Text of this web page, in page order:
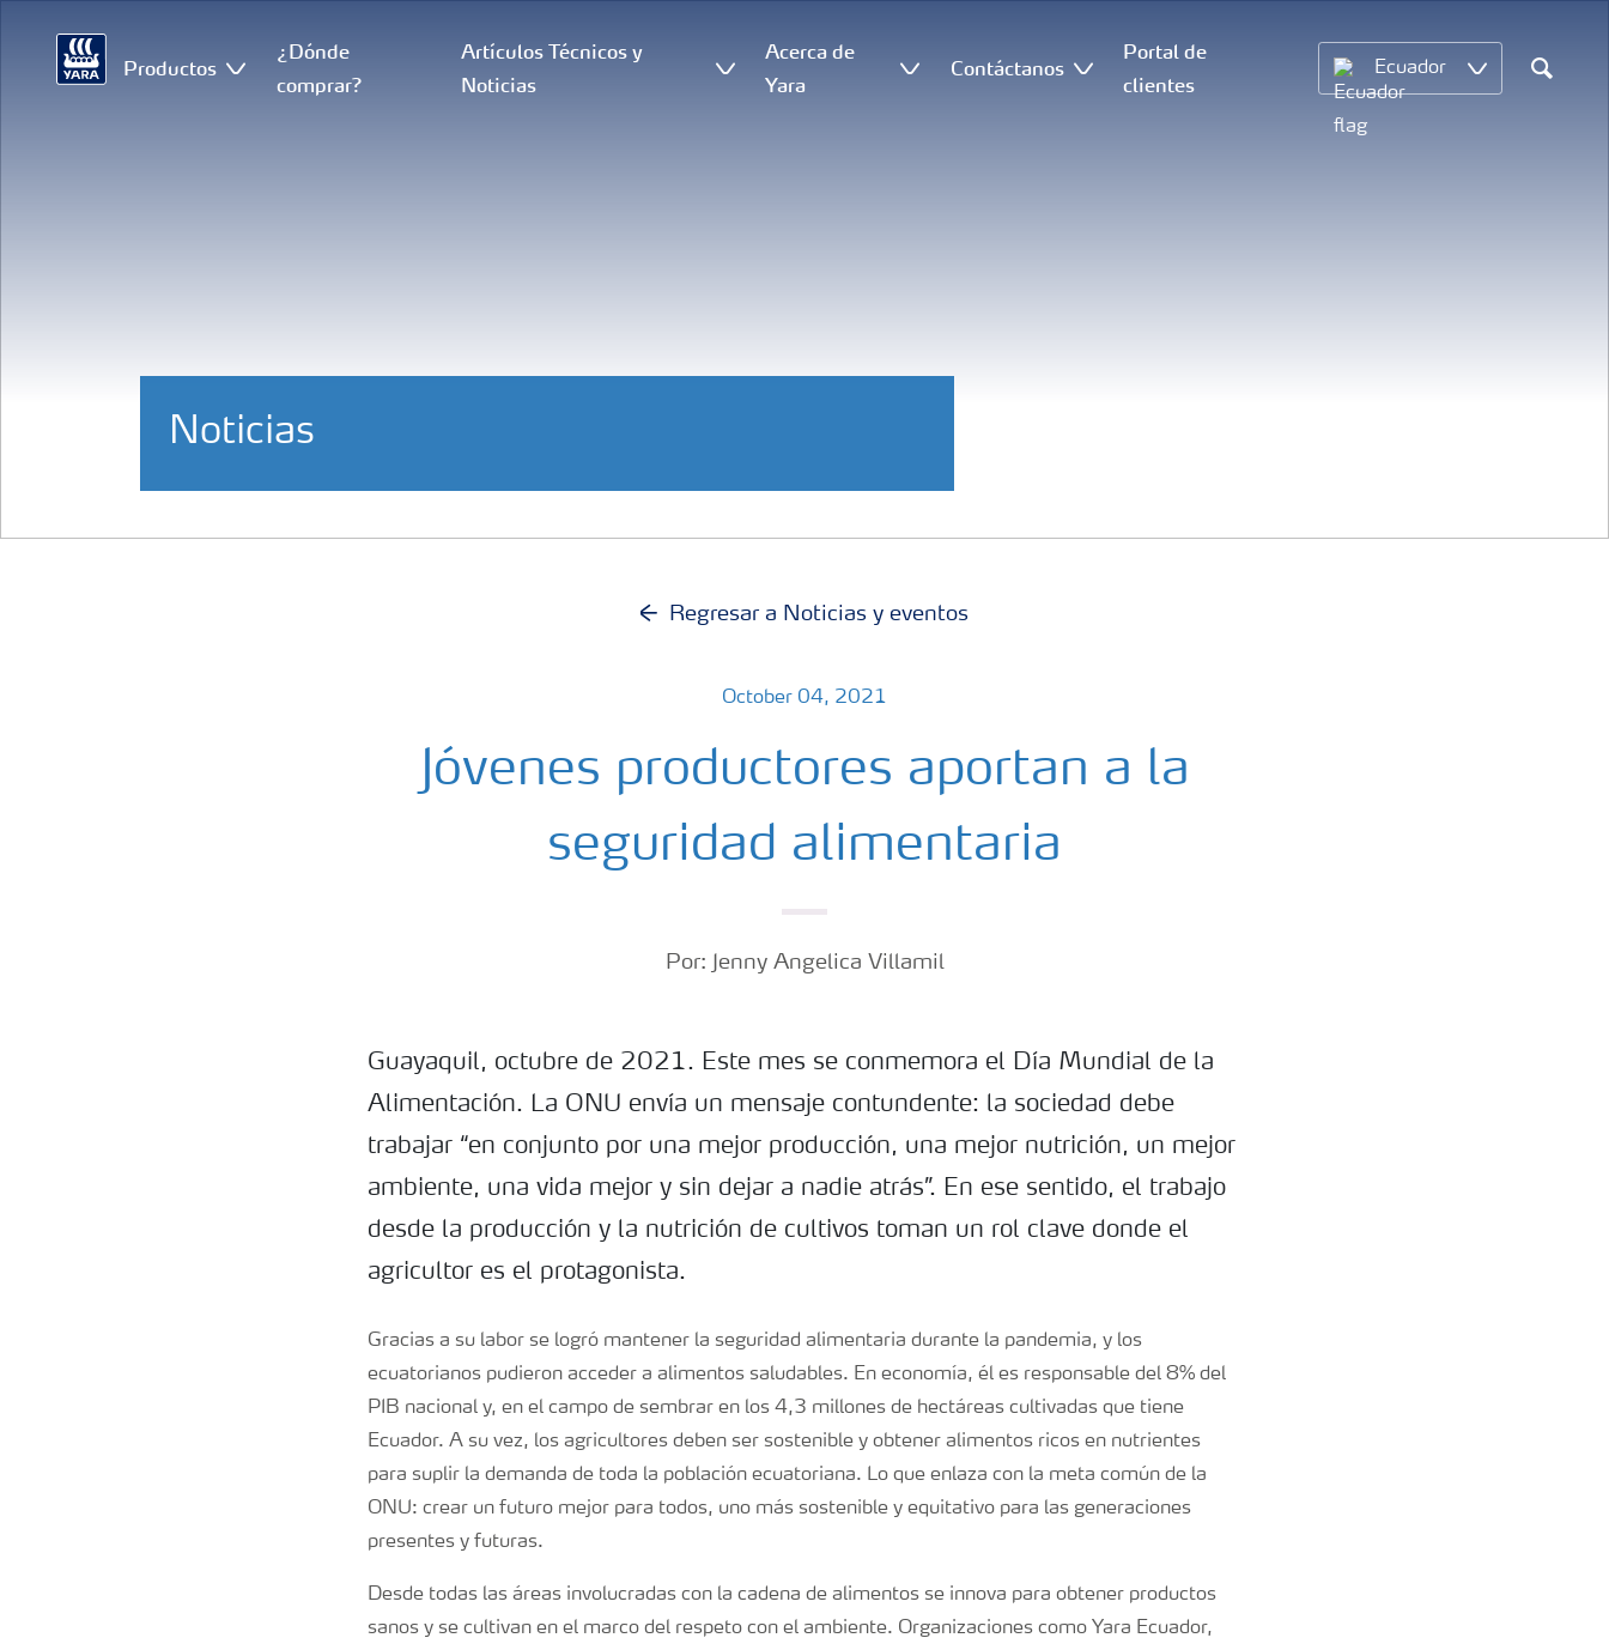
Productos
¿Dónde
comprar?
Artículos Técnicos y
Noticias
Acerca de
Yara
Contáctanos
Portal de
clientes
Ecuador
Search
Noticias
Regresar a Noticias y eventos
October 04, 2021
Jóvenes productores aportan a la
seguridad alimentaria
Por: Jenny Angelica Villamil
Guayaquil, octubre de 2021. Este mes se conmemora el Día Mundial de la
Alimentación. La ONU envía un mensaje contundente: la sociedad debe
trabajar “en conjunto por una mejor producción, una mejor nutrición, un mejor
ambiente, una vida mejor y sin dejar a nadie atrás”. En ese sentido, el trabajo
desde la producción y la nutrición de cultivos toman un rol clave donde el
agricultor es el protagonista.
Gracias a su labor se logró mantener la seguridad alimentaria durante la pandemia, y los
ecuatorianos pudieron acceder a alimentos saludables. En economía, él es responsable del 8% del
PIB nacional y, en el campo de sembrar en los 4,3 millones de hectáreas cultivadas que tiene
Ecuador. A su vez, los agricultores deben ser sostenible y obtener alimentos ricos en nutrientes
para suplir la demanda de toda la población ecuatoriana. Lo que enlaza con la meta común de la
ONU: crear un futuro mejor para todos, uno más sostenible y equitativo para las generaciones
presentes y futuras.
Desde todas las áreas involucradas con la cadena de alimentos se innova para obtener productos
sanos y se cultivan en el marco del respeto con el ambiente. Organizaciones como Yara Ecuador,